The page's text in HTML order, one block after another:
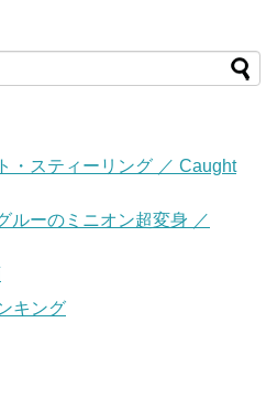
・スティーリング ／ Caught
ルーのミニオン超変身 ／
キング